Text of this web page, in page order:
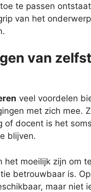
te passen
van het
van
veel voordelen
met zich mee.
of docent is het
blijven.
het moeilijk zijn om
betrouwbaar is.
maar niet